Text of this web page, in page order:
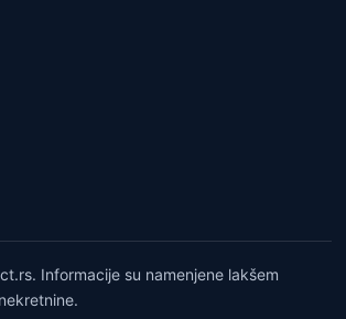
Informacije su namenjene lakšem